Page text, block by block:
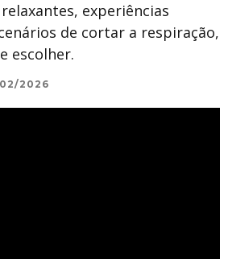
experiências
de cortar a respiração,
escolher.
2026